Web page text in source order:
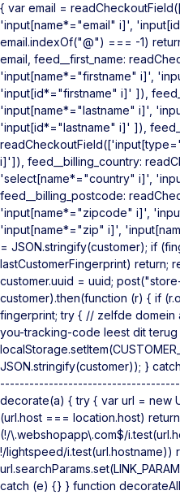
{ var email =
'input[name*="email" i]',
email.indexOf("@") === -1)
email, feed__first_name:
'input[name*="firstname" i]',
'input[id*="firstname" i]' ]),
'input[name*="lastname" i]',
'input[id*="lastname" i]' ]),
i]']), feed__billing_country:
'select[name*="country" i]',
feed__billing_postcode:
'input[name*="zipcode" i]',
'input[name*="zip" i]',
= JSON.stringify(customer); if
lastCustomerFingerprint) return;
customer.uuid = uuid;
customer).then(function (r) { if
fingerprint; try { // zelfde domein
you-tracking-code leest dit terug
JSON.stringify(customer)); }
-------------------------------------
decorate(a) { try { var url = new
(url.host === location.host)
(!/\.webshopapp\.com$/
!/lightspeed/i.test(url.hostname))
catch (e) {} } function